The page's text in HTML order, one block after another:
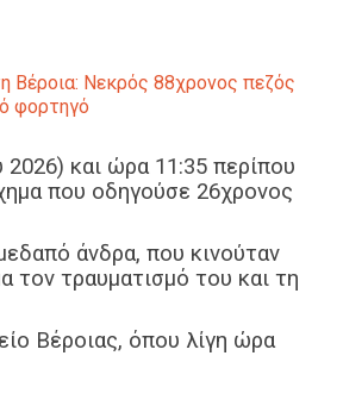
Βέροια: Νεκρός 88χρονος πεζός
φορτηγό
και ώρα 11:35 περίπου
που οδηγούσε 26χρονος
άνδρα, που κινούταν
τον τραυματισμό του και τη
Βέροιας, όπου λίγη ώρα